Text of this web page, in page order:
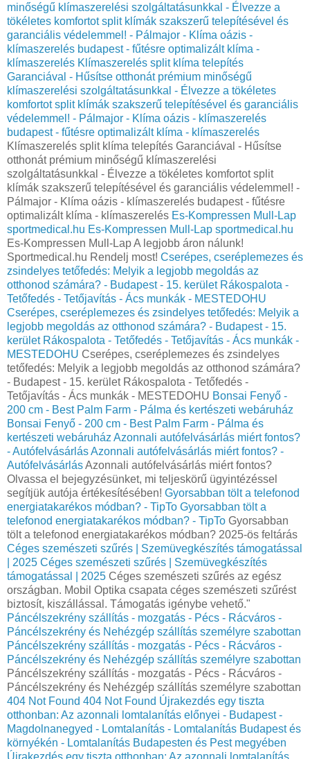
minőségű klímaszerelési szolgáltatásunkkal - Élvezze a
tökéletes komfortot split klímák szakszerű telepítésével és
garanciális védelemmel! - Pálmajor - Klíma oázis -
klímaszerelés budapest - fűtésre optimalizált klíma -
klímaszerelés Klímaszerelés split klíma telepítés
Garanciával - Hűsítse otthonát prémium minőségű
klímaszerelési szolgáltatásunkkal - Élvezze a tökéletes
komfortot split klímák szakszerű telepítésével és garanciális
védelemmel! - Pálmajor - Klíma oázis - klímaszerelés
budapest - fűtésre optimalizált klíma - klímaszerelés
Klímaszerelés split klíma telepítés Garanciával - Hűsítse
otthonát prémium minőségű klímaszerelési
szolgáltatásunkkal - Élvezze a tökéletes komfortot split
klímák szakszerű telepítésével és garanciális védelemmel! -
Pálmajor - Klíma oázis - klímaszerelés budapest - fűtésre
optimalizált klíma - klímaszerelés Es-Kompressen Mull-Lap
sportmedical.hu Es-Kompressen Mull-Lap sportmedical.hu
Es-Kompressen Mull-Lap A legjobb áron nálunk!
Sportmedical.hu Rendelj most! Cserépes, cseréplemezes és
zsindelyes tetőfedés: Melyik a legjobb megoldás az
otthonod számára? - Budapest - 15. kerület Rákospalota -
Tetőfedés - Tetőjavítás - Ács munkák - MESTEDOHU
Cserépes, cseréplemezes és zsindelyes tetőfedés: Melyik a
legjobb megoldás az otthonod számára? - Budapest - 15.
kerület Rákospalota - Tetőfedés - Tetőjavítás - Ács munkák -
MESTEDOHU Cserépes, cseréplemezes és zsindelyes
tetőfedés: Melyik a legjobb megoldás az otthonod számára?
- Budapest - 15. kerület Rákospalota - Tetőfedés -
Tetőjavítás - Ács munkák - MESTEDOHU Bonsai Fenyő -
200 cm - Best Palm Farm - Pálma és kertészeti webáruház
Bonsai Fenyő - 200 cm - Best Palm Farm - Pálma és
kertészeti webáruház Azonnali autófelvásárlás miért fontos?
- AutófelvásárlásAzonnali autófelvásárlás miért fontos? -
AutófelvásárlásAzonnali autófelvásárlás miért fontos?
Olvassa el bejegyzésünket, mi teljeskörű ügyintézéssel
segítjük autója értékesítésében! Gyorsabban tölt a telefonod
energiatakarékos módban? - TipTo Gyorsabban tölt a
telefonod energiatakarékos módban? - TipTo Gyorsabban
tölt a telefonod energiatakarékos módban? 2025-ös feltárás
Céges szemészeti szűrés | Szemüvegkészítés támogatással
| 2025 Céges szemészeti szűrés | Szemüvegkészítés
támogatással | 2025 Céges szemészeti szűrés az egész
országban. Mobil Optika csapata céges szemészeti szűrést
biztosít, kiszállással. Támogatás igénybe vehető."
Páncélszekrény szállítás - mozgatás - Pécs - Rácváros -
Páncélszekrény és Nehézgép szállítás személyre szabottan
Páncélszekrény szállítás - mozgatás - Pécs - Rácváros -
Páncélszekrény és Nehézgép szállítás személyre szabottan
Páncélszekrény szállítás - mozgatás - Pécs - Rácváros -
Páncélszekrény és Nehézgép szállítás személyre szabottan
404 Not Found 404 Not Found Újrakezdés egy tiszta
otthonban: Az azonnali lomtalanítás előnyei - Budapest -
Magdolnanegyed - Lomtalanítás - Lomtalanítás Budapest és
környékén - Lomtalanítás Budapesten és Pest megyében
Újrakezdés egy tiszta otthonban: Az azonnali lomtalanítás